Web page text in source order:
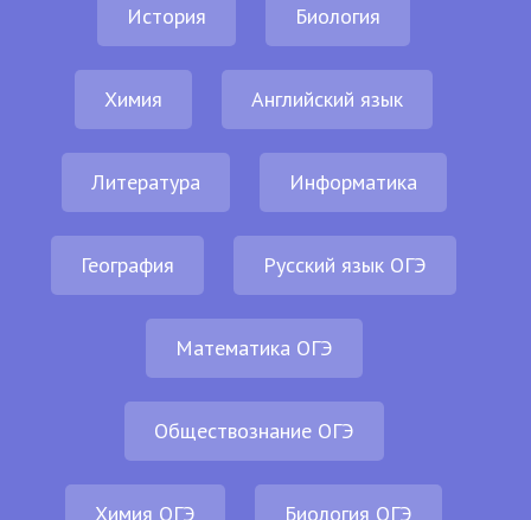
История Биология
Химия Английский язык
Литература Информатика
География Русский язык ОГЭ
Математика ОГЭ
Обществознание ОГЭ
Химия ОГЭ Биология ОГЭ